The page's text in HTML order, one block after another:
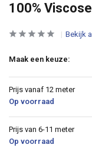
100%
Bekijk
Maak een keuze:
Prijs vanaf 12 meter
Op voorraad
Prijs van 6-11 meter
Op voorraad